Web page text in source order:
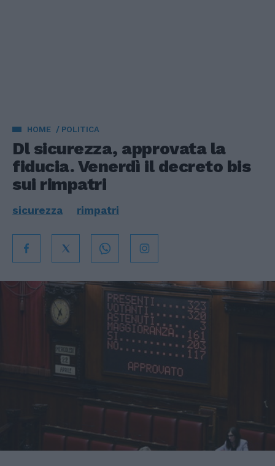
HOME POLITICA
Dl sicurezza, approvata la
fiducia. Venerdì il decreto bis
sui rimpatri
sicurezza rimpatri